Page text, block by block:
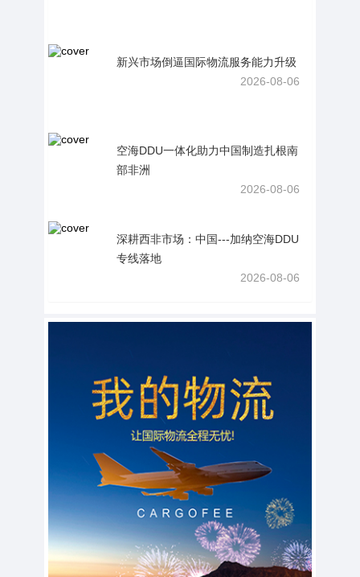
新兴市场倒逼国际物流服务能力升级
2026-08-06
空海DDU一体化助力中国制造扎根南
部非洲
2026-08-06
深耕西非市场：中国---加纳空海DDU
专线落地
2026-08-06